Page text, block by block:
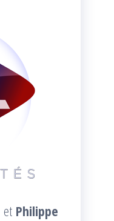
et Philippe